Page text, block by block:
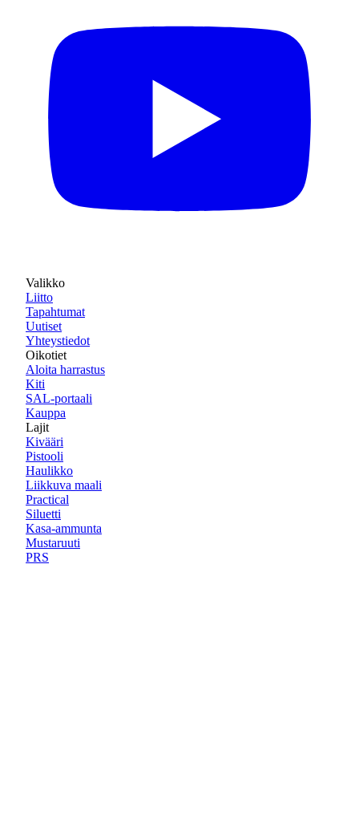
Valikko
Liitto
Tapahtumat
Uutiset
Yhteystiedot
Oikotiet
Aloita harrastus
Kiti
SAL-portaali
Kauppa
Lajit
Kivääri
Pistooli
Haulikko
Liikkuva maali
Practical
Siluetti
Kasa-ammunta
Mustaruuti
PRS